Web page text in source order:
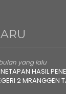
bulan yang lalu
HASIL
2 MRANGGEN